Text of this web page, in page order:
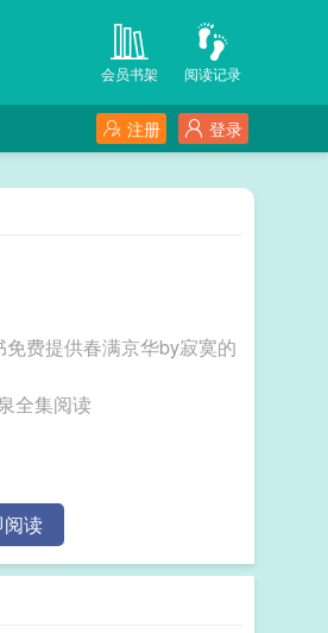
阅读记录
会员书架
登录
注册
费提供春满京华by寂寞的
华by寂寞的清泉全集阅读
读